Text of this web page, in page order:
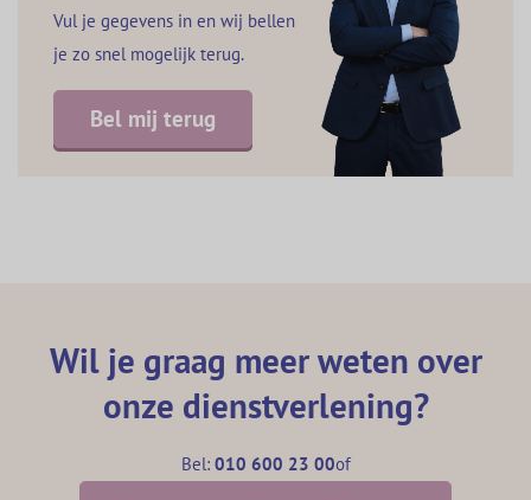
Vul je gegevens in en wij bellen
je zo snel mogelijk terug.
Bel mij terug
Wil je graag meer weten over
onze dienstverlening?
Bel: 010 600 23 00of